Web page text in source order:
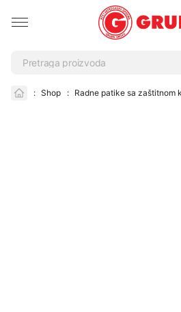
: Shop : Radne patike sa zaštitnom